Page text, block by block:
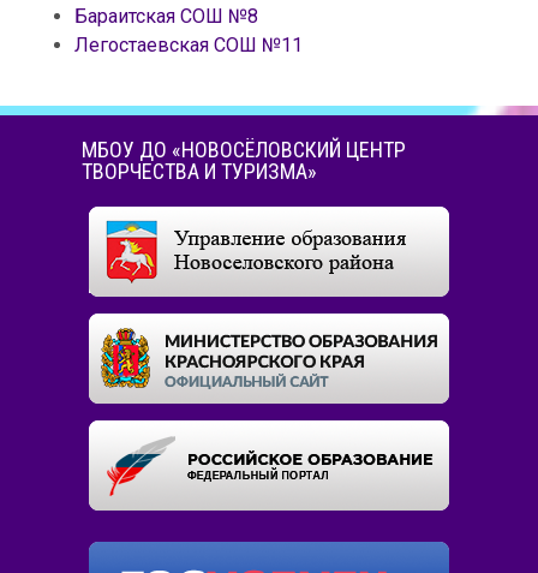
Бараитская СОШ №8
Легостаевская СОШ №11
МБОУ ДО «НОВОСЁЛОВСКИЙ ЦЕНТР
ТВОРЧЕСТВА И ТУРИЗМА»